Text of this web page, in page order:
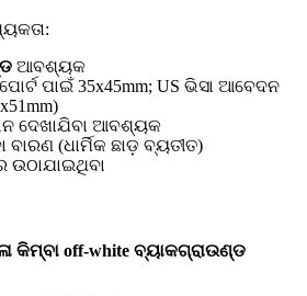
ଆବଶ୍ୟକ
ପାଇଁ 35x45mm; US ଭିସା ଆବେଦନ
ଦେଖାଯିବା ଆବଶ୍ୟକ
(ଧାର୍ମିକ ଛାଡ଼ ବ୍ୟତୀତ)
ଉଠାଯାଇଥିବା
କିମ୍ବା off-white ବ୍ୟାକଗ୍ରାଉଣ୍ଡ